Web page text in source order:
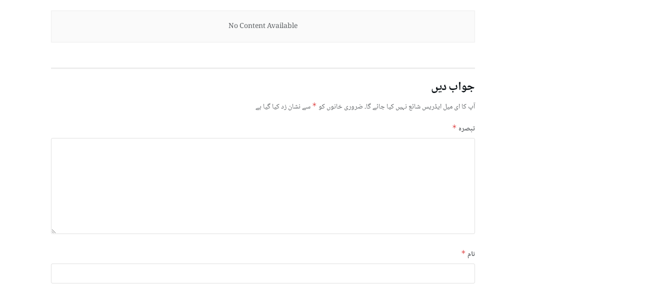
No Content Available
جواب دیں
آپ کا ای میل ایڈریس شائع نہیں کیا جائے گا۔ضروری خانوں کو * سے نشان زد کیا گیا ہے
تبصرہ *
نام *